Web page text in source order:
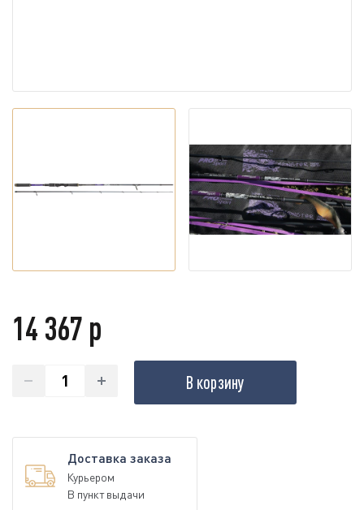
14 367 р
В корзину
Доставка заказа
Курьером
В пункт выдачи